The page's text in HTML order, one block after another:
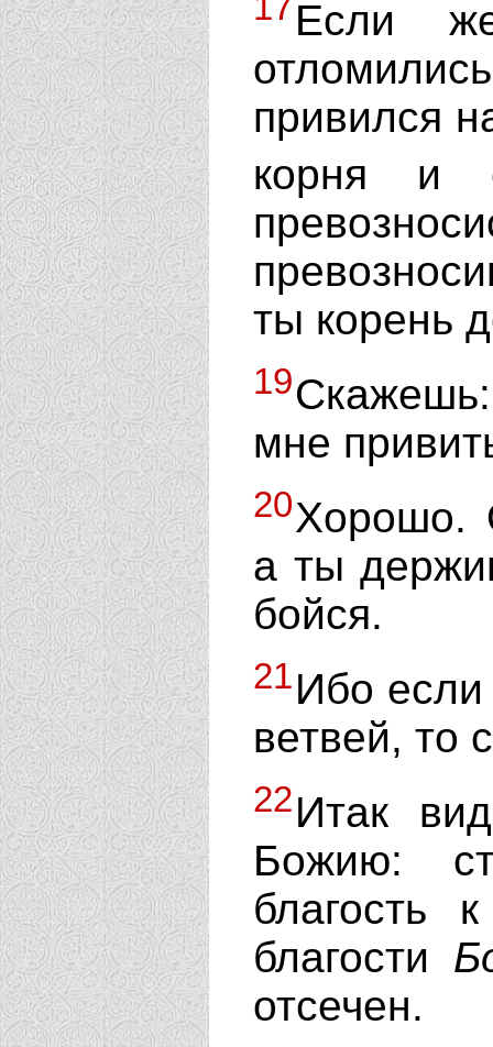
Если
привился
корня и
ты корень
19
мне
20Хорошо.
а ты
бойся.
21Ибо
ветвей, то
22Итак
Божию:
благость
благости
отсечен.